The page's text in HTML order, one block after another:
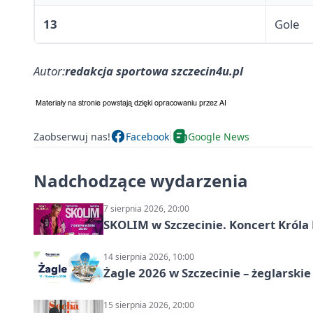
13 Gole
Autor:redakcja sportowa szczecin4u.pl
Zaobserwuj nas! Facebook Google News
Nadchodzące wydarzenia
7 sierpnia 2026, 20:00
SKOLIM w Szczecinie. Koncert
14 sierpnia 2026, 10:00
Żagle 2026 w Szczecinie –
15 sierpnia 2026, 20:00